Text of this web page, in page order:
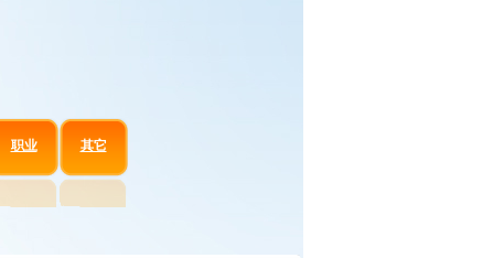
职业 其它